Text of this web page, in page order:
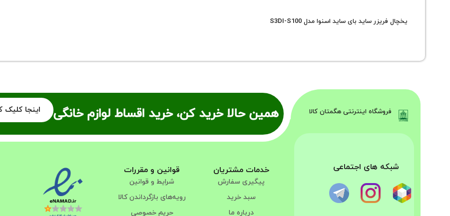
یخچال فریزر ساید بای ساید اسنوا مدل S3DI-S100
همین حالا خرید کن، خرید اقساط لوازم خانگی اینجا کلیک فروشگاه اینترنتی هگمتان کالا
شبکه های اجتماعی خدمات مشتریان
پیگیری سفارش
سبد خرید
درباره ما
قوانین و مقررات
شرایط و قوانین
رویه‌های بازگرداندن کالا
حریم خصوصی